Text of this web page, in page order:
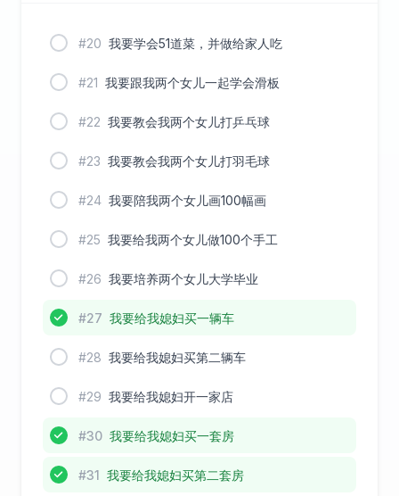
#20 我要学会51道菜，并做给家人吃
#21 我要跟我两个女儿一起学会滑板
#22 我要教会我两个女儿打乒乓球
#23 我要教会我两个女儿打羽毛球
#24 我要陪我两个女儿画100幅画
#25 我要给我两个女儿做100个手工
#26 我要培养两个女儿大学毕业
#27 我要给我媳妇买一辆车
#28 我要给我媳妇买第二辆车
#29 我要给我媳妇开一家店
#30 我要给我媳妇买一套房
#31 我要给我媳妇买第二套房